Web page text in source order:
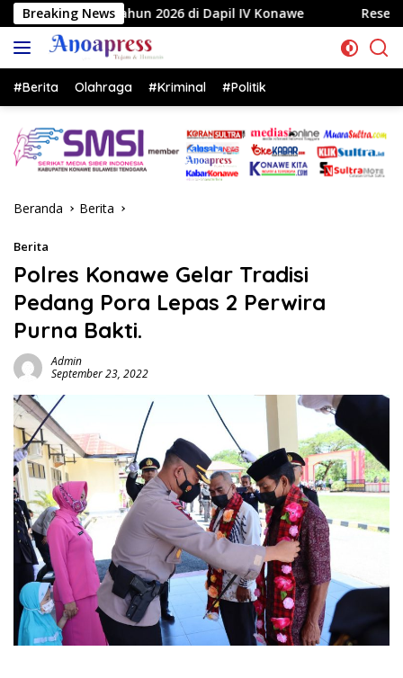
Langsung
ke
konten
Breaking News
di Dapil IV Konawe Reses di Labela, Anggota
#Berita Olahraga #Kriminal #Politik
Beranda Berita
Berita
Polres Konawe Gelar Tradisi
Pedang Pora Lepas 2 Perwira
Purna Bakti.
Admin
September 23, 2022